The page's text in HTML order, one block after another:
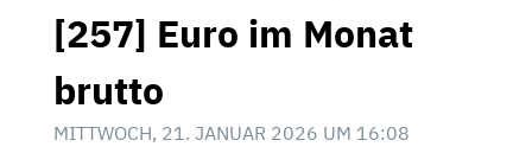
[257] Euro im Monat
brutto
MITTWOCH, 21. JANUAR 2026 UM 16:08